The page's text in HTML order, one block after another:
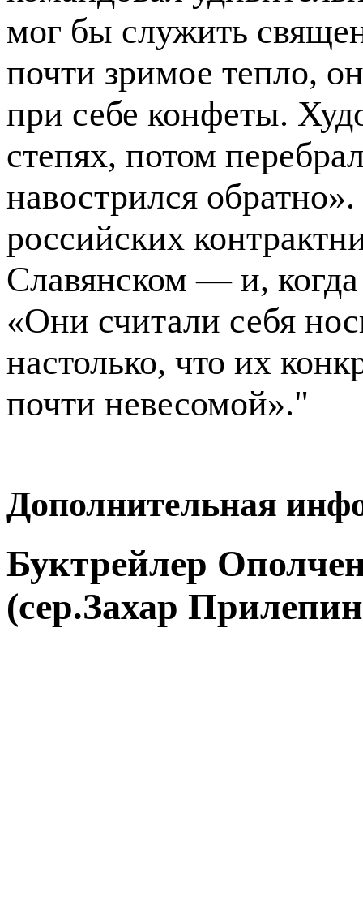
мог бы служить
почти зримое тепло,
при себе конфеты.
степях, потом
навострился
российских
Славянском — и,
«Они считали себя
настолько, что их
почти невесомой»."
Дополнительная
Буктрейлер
(сер.Захар